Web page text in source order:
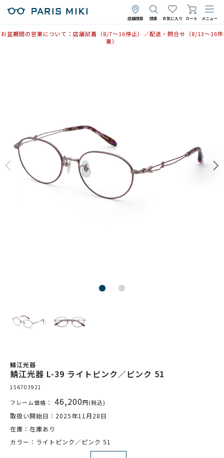
店舗検索 検索 お気に入り カート メニュー
お盆期間の営業について：店舗試着（8/7〜16停止）／配送・問合せ（8/13〜16休
業）
鯖江光器
鯖江光器 L-39 ライトピンク／ピンク 51
156703921
フレーム価格： 46,200円(税込)
取扱い開始日：2025年11月28日
在庫：在庫あり
カラー：ライトピンク／ピンク 51